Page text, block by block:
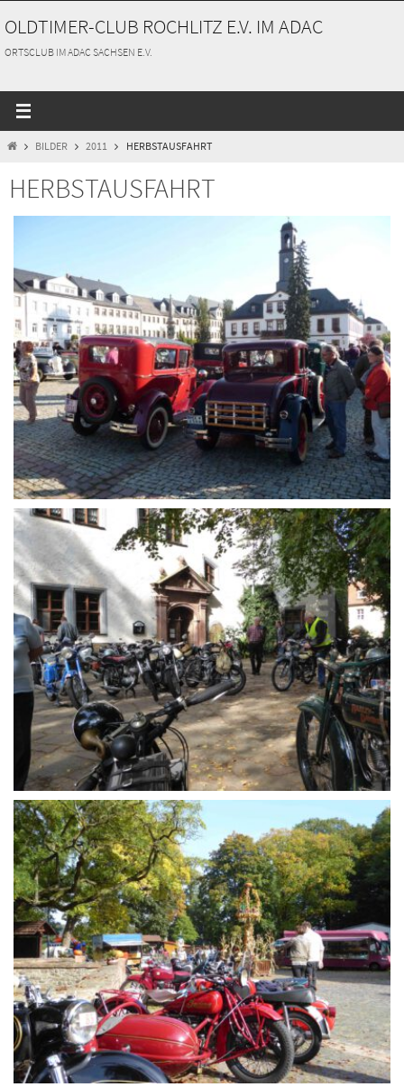
Inhalt
springen
OLDTIMER-CLUB ROCHLITZ E.V. IM ADAC
ORTSCLUB IM ADAC SACHSEN E.V.
STARTBILDER 2011 HERBSTAUSFAHRT
HERBSTAUSFAHRT